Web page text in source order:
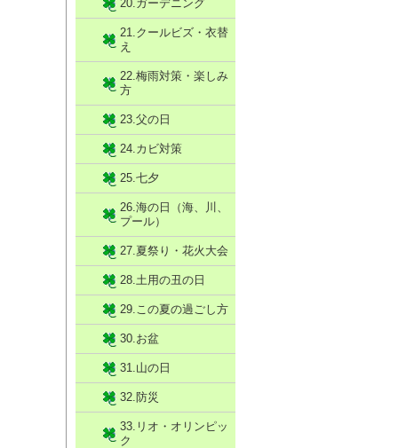
20.ガーデニング
21.クールビズ・衣替
え
22.梅雨対策・楽しみ
方
23.父の日
24.カビ対策
25.七夕
26.海の日（海、川、
プール）
27.夏祭り・花火大会
28.土用の丑の日
29.この夏の過ごし方
30.お盆
31.山の日
32.防災
33.リオ・オリンピッ
ク